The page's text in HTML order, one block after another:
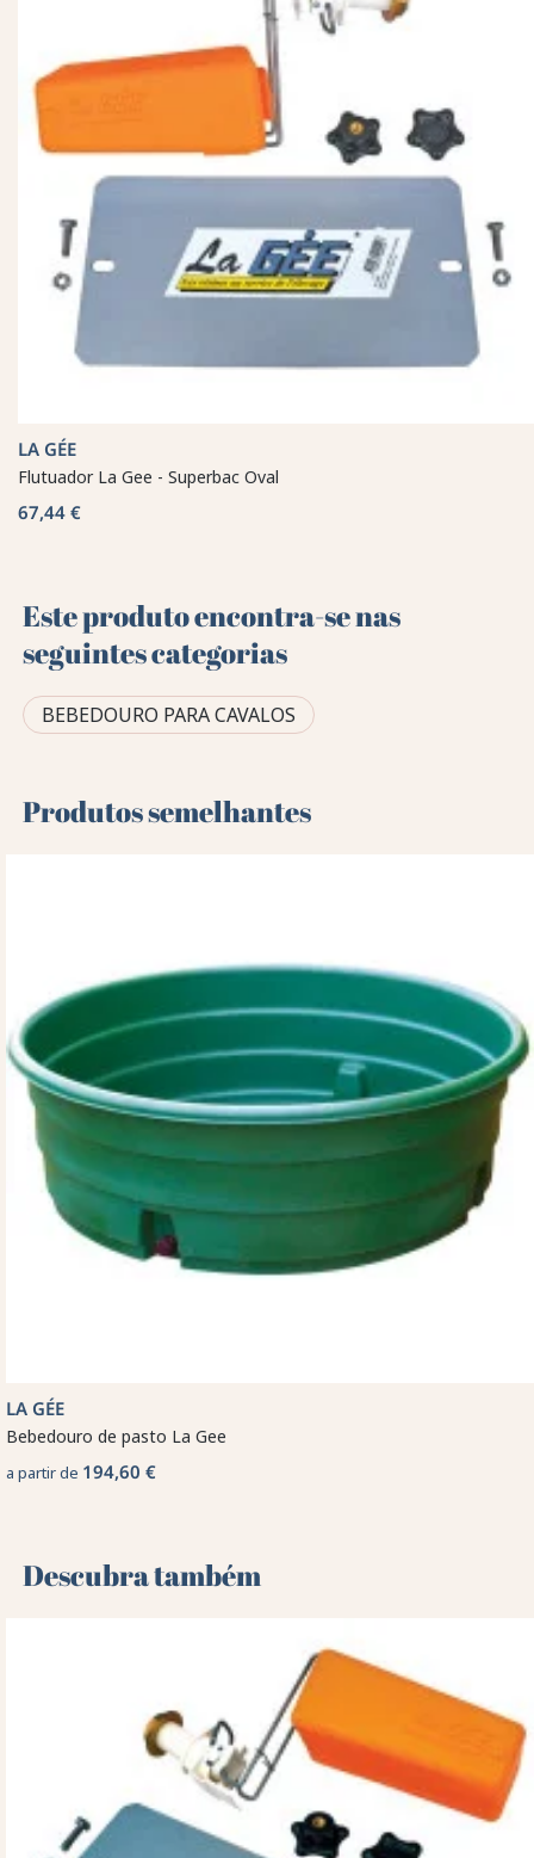
LA GÉE
Flutuador La Gee - Superbac Oval
67,44 €
Este produto encontra-se nas
seguintes categorias
BEBEDOURO PARA CAVALOS
Produtos semelhantes
LA GÉE
Bebedouro de pasto La Gee
a partir de 194,60 €
Descubra também 🌻